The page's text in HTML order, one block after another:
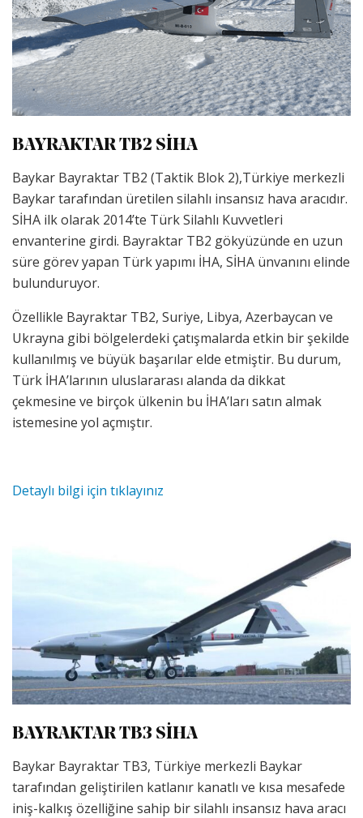
BAYRAKTAR TB2 SİHA
Baykar Bayraktar TB2 (Taktik Blok 2),Türkiye merkezli
Baykar tarafından üretilen silahlı insansız hava aracıdır.
SİHA ilk olarak 2014’te Türk Silahlı Kuvvetleri
envanterine girdi. Bayraktar TB2 gökyüzünde en uzun
süre görev yapan Türk yapımı İHA, SİHA ünvanını elinde
bulunduruyor.
Özellikle Bayraktar TB2, Suriye, Libya, Azerbaycan ve
Ukrayna gibi bölgelerdeki çatışmalarda etkin bir şekilde
kullanılmış ve büyük başarılar elde etmiştir. Bu durum,
Türk İHA’larının uluslararası alanda da dikkat
çekmesine ve birçok ülkenin bu İHA’ları satın almak
istemesine yol açmıştır.
Detaylı bilgi için tıklayınız
BAYRAKTAR TB3 SİHA
Baykar Bayraktar TB3, Türkiye merkezli Baykar
tarafından geliştirilen katlanır kanatlı ve kısa mesafede
iniş-kalkış özelliğine sahip bir silahlı insansız hava aracı